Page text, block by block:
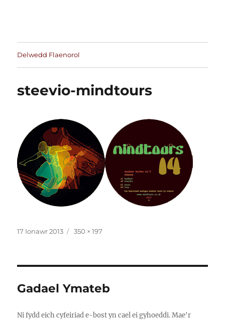
Delwedd Flaenorol
steevio-mindtours
Cofnodwyd
17 Ionawr 2013
Maint
350 × 197
Gadael Ymateb
Ni fydd eich cyfeiriad e-bost yn cael ei gyhoeddi. Mae'r